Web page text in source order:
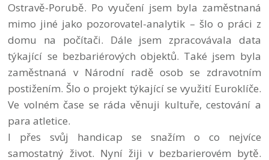
Ostravě-Porubě. Po vyučení jsem byla zaměstnaná
mimo jiné jako pozorovatel-analytik – šlo o práci z
domu na počítači. Dále jsem zpracovávala data
týkající se bezbariérových objektů. Také jsem byla
zaměstnaná v Národní radě osob se zdravotním
postižením. Šlo o projekt týkající se využití Euroklíče.
Ve volném čase se ráda věnuji kultuře, cestování a
para atletice.
I přes svůj handicap se snažím o co nejvíce
samostatný život. Nyní žiji v bezbarierovém bytě.